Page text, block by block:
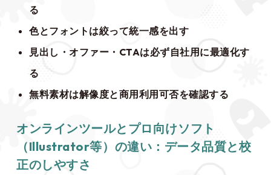
る
色とフォントは絞って統一感を出す
見出し・オファー・CTAは必ず自社用に最適化す
る
無料素材は解像度と商用利用可否を確認する
オンラインツールとプロ向けソフト
（Illustrator等）の違い：データ品質と校
正のしやすさ